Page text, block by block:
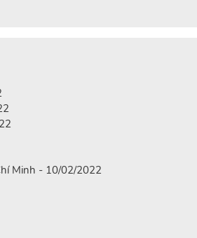
Minh - 10/02/2022